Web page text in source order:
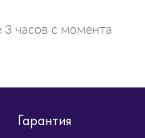
3 часов с момента
Гарантия